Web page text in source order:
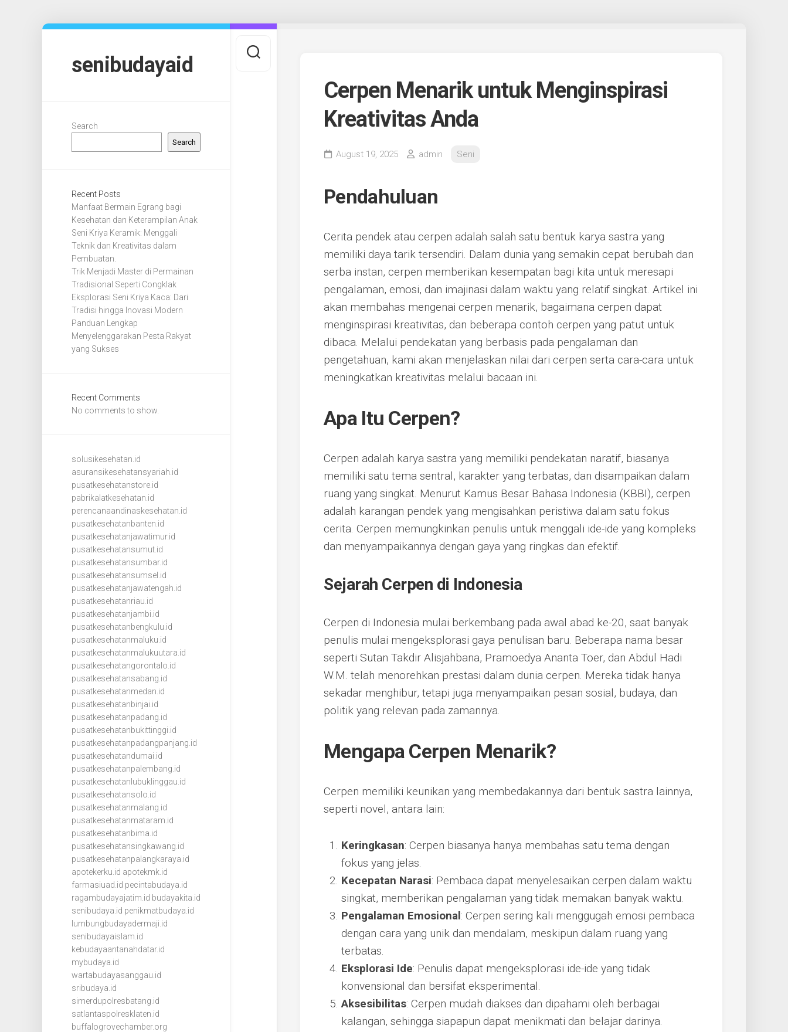
senibudayaid
Search
Search
Recent Posts
Manfaat Bermain Egrang bagi
Kesehatan dan Keterampilan Anak
Seni Kriya Keramik: Menggali
Teknik dan Kreativitas dalam
Pembuatan.
Trik Menjadi Master di Permainan
Tradisional Seperti Congklak
Eksplorasi Seni Kriya Kaca: Dari
Tradisi hingga Inovasi Modern
Panduan Lengkap
Menyelenggarakan Pesta Rakyat
yang Sukses
Recent Comments
No comments to show.
solusikesehatan.id
asuransikesehatansyariah.id
pusatkesehatanstore.id
pabrikalatkesehatan.id
perencanaandinaskesehatan.id
pusatkesehatanbanten.id
pusatkesehatanjawatimur.id
pusatkesehatansumut.id
pusatkesehatansumbar.id
pusatkesehatansumsel.id
pusatkesehatanjawatengah.id
pusatkesehatanriau.id
pusatkesehatanjambi.id
pusatkesehatanbengkulu.id
pusatkesehatanmaluku.id
pusatkesehatanmalukuutara.id
pusatkesehatangorontalo.id
pusatkesehatansabang.id
pusatkesehatanmedan.id
pusatkesehatanbinjai.id
pusatkesehatanpadang.id
pusatkesehatanbukittinggi.id
pusatkesehatanpadangpanjang.id
pusatkesehatandumai.id
pusatkesehatanpalembang.id
pusatkesehatanlubuklinggau.id
pusatkesehatansolo.id
pusatkesehatanmalang.id
pusatkesehatanmataram.id
pusatkesehatanbima.id
pusatkesehatansingkawang.id
pusatkesehatanpalangkaraya.id
apotekerku.id apotekmk.id
farmasiuad.id pecintabudaya.id
ragambudayajatim.id budayakita.id
senibudaya.id penikmatbudaya.id
lumbungbudayadermaji.id
senibudayaislam.id
kebudayaantanahdatar.id
mybudaya.id
wartabudayasanggau.id
sribudaya.id
simerdupolresbatang.id
satlantaspolresklaten.id
buffalogrovechamber.org
Cerpen Menarik untuk Menginspirasi
Kreativitas Anda
August 19, 2025 admin Seni
Pendahuluan
Cerita pendek atau cerpen adalah salah satu bentuk karya sastra yang
memiliki daya tarik tersendiri. Dalam dunia yang semakin cepat berubah dan
serba instan, cerpen memberikan kesempatan bagi kita untuk meresapi
pengalaman, emosi, dan imajinasi dalam waktu yang relatif singkat. Artikel ini
akan membahas mengenai cerpen menarik, bagaimana cerpen dapat
menginspirasi kreativitas, dan beberapa contoh cerpen yang patut untuk
dibaca. Melalui pendekatan yang berbasis pada pengalaman dan
pengetahuan, kami akan menjelaskan nilai dari cerpen serta cara-cara untuk
meningkatkan kreativitas melalui bacaan ini.
Apa Itu Cerpen?
Cerpen adalah karya sastra yang memiliki pendekatan naratif, biasanya
memiliki satu tema sentral, karakter yang terbatas, dan disampaikan dalam
ruang yang singkat. Menurut Kamus Besar Bahasa Indonesia (KBBI), cerpen
adalah karangan pendek yang mengisahkan peristiwa dalam satu fokus
cerita. Cerpen memungkinkan penulis untuk menggali ide-ide yang kompleks
dan menyampaikannya dengan gaya yang ringkas dan efektif.
Sejarah Cerpen di Indonesia
Cerpen di Indonesia mulai berkembang pada awal abad ke-20, saat banyak
penulis mulai mengeksplorasi gaya penulisan baru. Beberapa nama besar
seperti Sutan Takdir Alisjahbana, Pramoedya Ananta Toer, dan Abdul Hadi
W.M. telah menorehkan prestasi dalam dunia cerpen. Mereka tidak hanya
sekadar menghibur, tetapi juga menyampaikan pesan sosial, budaya, dan
politik yang relevan pada zamannya.
Mengapa Cerpen Menarik?
Cerpen memiliki keunikan yang membedakannya dari bentuk sastra lainnya,
seperti novel, antara lain:
Keringkasan: Cerpen biasanya hanya membahas satu tema dengan
fokus yang jelas.
Kecepatan Narasi: Pembaca dapat menyelesaikan cerpen dalam waktu
singkat, memberikan pengalaman yang tidak memakan banyak waktu.
Pengalaman Emosional: Cerpen sering kali menggugah emosi pembaca
dengan cara yang unik dan mendalam, meskipun dalam ruang yang
terbatas.
Eksplorasi Ide: Penulis dapat mengeksplorasi ide-ide yang tidak
konvensional dan bersifat eksperimental.
Aksesibilitas: Cerpen mudah diakses dan dipahami oleh berbagai
kalangan, sehingga siapapun dapat menikmati dan belajar darinya.